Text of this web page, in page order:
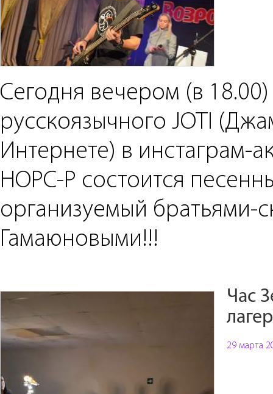
Сегодня вечером (в
русскоязычного JOTI
Интернете) в инстаграм-
НОРС-Р состоится
организуемый братьями-
Гамаюновыми!!!
Час
29 марта